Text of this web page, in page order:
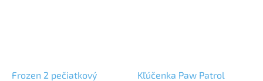
Frozen 2 pečiatkový
Kľúčenka Paw Patrol